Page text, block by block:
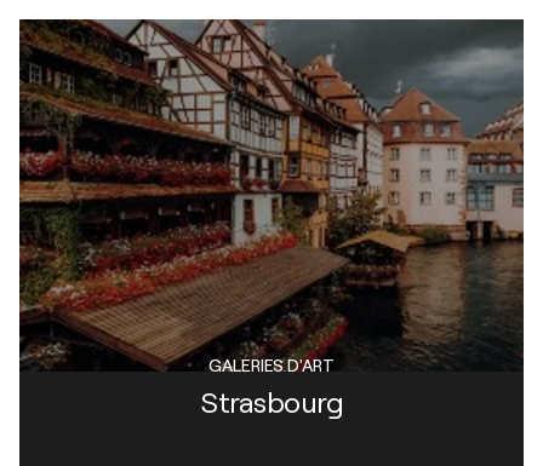
Strasbourg
GALERIES D'ART